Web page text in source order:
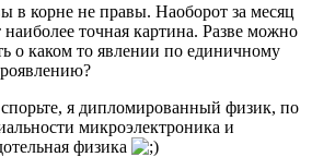
в корне не правы. Наоборот за месяц
наиболее точная картина. Разве можно
о каком то явлении по единичному
я дипломированный физик, по
микроэлектроника и
физика